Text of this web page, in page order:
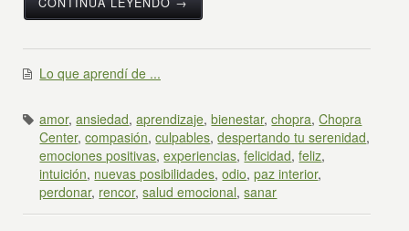
Lo que aprendí de ...
amor,ansiedad,aprendizaje,bienestar,chopra,Chopra
Center,compasión,culpables,despertando tu serenidad,
emociones positivas,experiencias,felicidad,feliz,
intuición, nuevas posibilidades,odio,paz interior,
perdonar, rencor,salud emocional,sanar